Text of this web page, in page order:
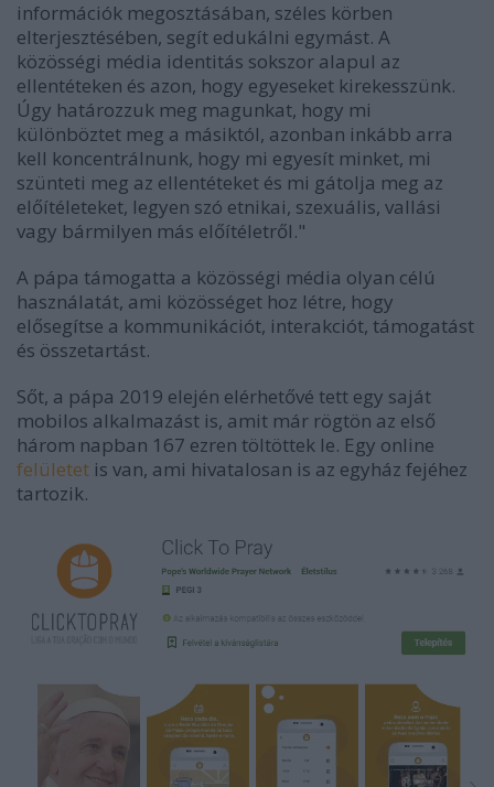
információk megosztásában, széles körben
elterjesztésében, segít edukálni egymást. A
közösségi média identitás sokszor alapul az
ellentéteken és azon, hogy egyeseket kirekesszünk.
Úgy határozzuk meg magunkat, hogy mi
különböztet meg a másiktól, azonban inkább arra
kell koncentrálnunk, hogy mi egyesít minket, mi
szünteti meg az ellentéteket és mi gátolja meg az
előítéleteket, legyen szó etnikai, szexuális, vallási
vagy bármilyen más előítéletről."
A pápa támogatta a közösségi média olyan célú
használatát, ami közösséget hoz létre, hogy
elősegítse a kommunikációt, interakciót, támogatást
és összetartást.
Sőt, a pápa 2019 elején elérhetővé tett egy saját
mobilos alkalmazást is, amit már rögtön az első
három napban 167 ezren töltöttek le. Egy online
felületet is van, ami hivatalosan is az egyház fejéhez
tartozik.